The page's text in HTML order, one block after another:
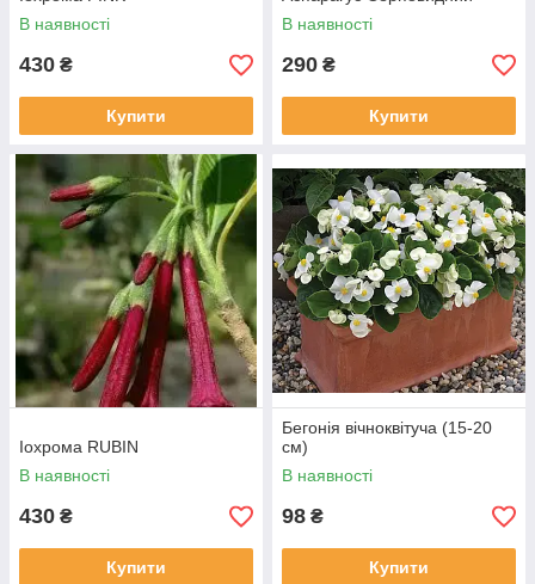
В наявності
430 ₴
Купити
В наявності
290 ₴
Купити
Іохрома RUBIN
В наявності
430 ₴
Купити
Бегонія вічноквітуча (15-20
см)
В наявності
98 ₴
Купити